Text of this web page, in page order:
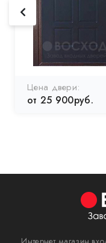
Цена двери:
от 25 900руб.